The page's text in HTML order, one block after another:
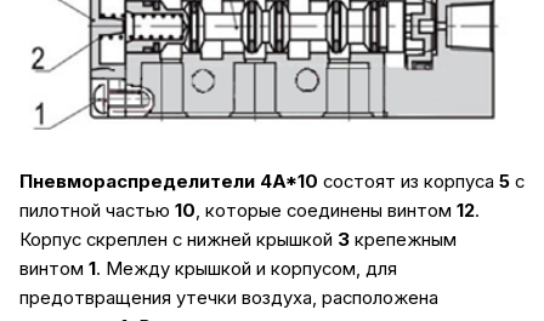
Пневмораспределители 4A*10 состоят из корпуса 5 c
пилотной частью 10, которые соединены винтом 12.
Корпус скреплен с нижней крышкой 3 крепежным
винтом 1. Между крышкой и корпусом, для
предотвращения утечки воздуха, расположена